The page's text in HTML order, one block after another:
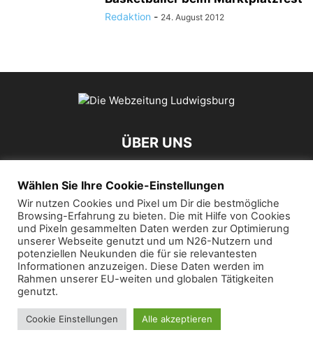
Redaktion - 24. August 2012
ÜBER UNS
Kontaktieren Sie uns:mail@die-webzeitung.de
FOLGEN SIE UNS
Wählen Sie Ihre Cookie-Einstellungen
Wir nutzen Cookies und Pixel um Dir die bestmögliche
Browsing-Erfahrung zu bieten. Die mit Hilfe von Cookies
und Pixeln gesammelten Daten werden zur Optimierung
unserer Webseite genutzt und um N26-Nutzern und
potenziellen Neukunden die für sie relevantesten
Informationen anzuzeigen. Diese Daten werden im
Rahmen unserer EU-weiten und globalen Tätigkeiten
genutzt.
Cookie Einstellungen Alle akzeptieren